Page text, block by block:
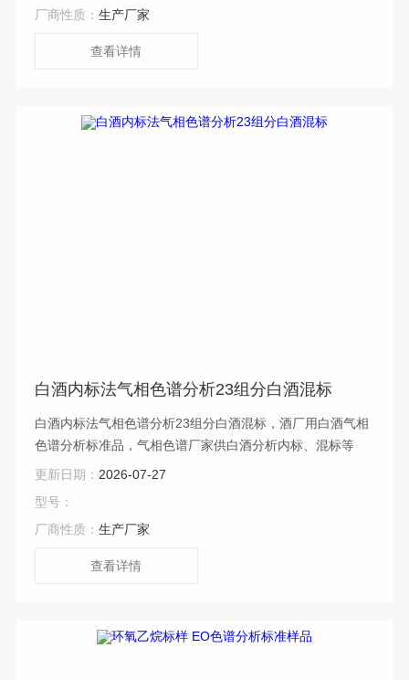
厂商性质： 生产厂家
查看详情
白酒内标法气相色谱分析23组分白酒混标
白酒内标法气相色谱分析23组分白酒混标，酒厂用白酒气相
色谱分析标准品，气相色谱厂家供白酒分析内标、混标等
更新日期： 2026-07-27
型号：
厂商性质： 生产厂家
查看详情